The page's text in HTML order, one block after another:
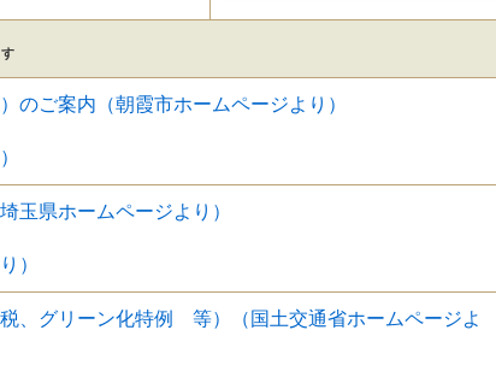
のご案内（朝霞市ホームページより）
玉県ホームページより）
）
、グリーン化特例 等）（国土交通省ホームページよ